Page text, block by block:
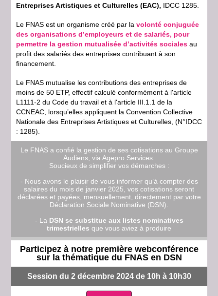
Entreprises Artistiques et Culturelles (EAC), IDCC 1285.
Le FNAS est un organisme créé par la volonté conjuguée
des organisations d’employeurs et de salariés, pour
permettre la gestion mutualisée d’activités socialesau
profit des salariés des entreprises contribuant à son
financement.
Le FNAS mutualise les contributions des entreprises de
moins de 50 ETP, effectif calculé conformément à l'article
L1111-2 du Code du travail et à l'article III.1.1 de la
CCNEAC, lorsqu’elles appliquent la Convention Collective
Nationale des Entreprises Artistiques et Culturelles, (N°IDCC
: 1285).
Le FNAS a confié la gestion de ses cotisations au Groupe
Audiens, via Agepro Services.
Soucieux de simplifier vos démarches :
- Nous avons le plaisir de vous informer qu’à compter des
salaires du mois de janvier 2025, vos cotisations seront
déclarées et payées, mensuellement, directement par votre
Déclaration Sociale Nominative (DSN).
- La DSN se substitue aux listes nominatives
trimestrielles que vous aviez à produire
Participez à notre première webconférence
sur la thématique du FNAS en DSN
Session du 2 décembre 2024 de 10h à 10h30